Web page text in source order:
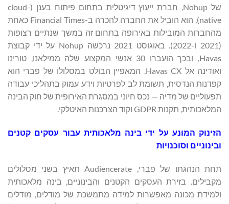
של Nohup, חברת ייעוץ דיגיטלית בתחום פיתוח בענן (cloud-
native), הוא הוביל את החברה להכרה ב-Financial Times כאחת
מהחברות המובילות באירופה בתחום זה במשך שנתיים רצופות
(2021 ו-2022). באוגוסט 2021 נרכשה Nohup על ידי קבוצת
Havas, ובכך הועברו 30 אנשי המקצוע שלה ממילאנו, טורינו
ואודינה אל Havas CX. המאפיין הבולט במסלולו של פברי הוא
קפדנות הנדסית, תשומת לב לפרטיות וידע עמוק בתהליכי עבודה
תפעוליים של מדיה — נכס חיוני במסגרת האירופית של חוק הבינה
המלאכותית, תקנות GDPR וקוד הצרכנות האיטלקי.
הזינוק המונע על ידי בינה מלאכותית עבור עסקים קטנים
ובינוניים וסוכנויות
תחת הנהגתו של פברי, Audiencerate תאיץ בשני מסלולים
מקבילים. בזירת העסקים הקטנים והבינוניים, בינה מלאכותית
ולמידת מכונה מאפשרות למידה מתמשכת של מודלים, מודלים